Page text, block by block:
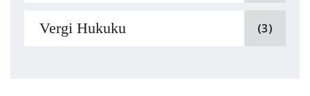
Vergi Hukuku (3)